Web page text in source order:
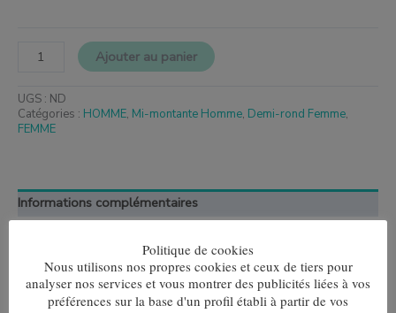
Ajouter au panier
UGS : ND
Catégories : HOMME, Mi-montante Homme, Demi-rond Femme,
FEMME
Informations complémentaires
36-41, 41-45
Politique de cookies
Nous utilisons nos propres cookies et ceux de tiers pour
analyser nos services et vous montrer des publicités liées à vos
préférences sur la base d'un profil établi à partir de vos